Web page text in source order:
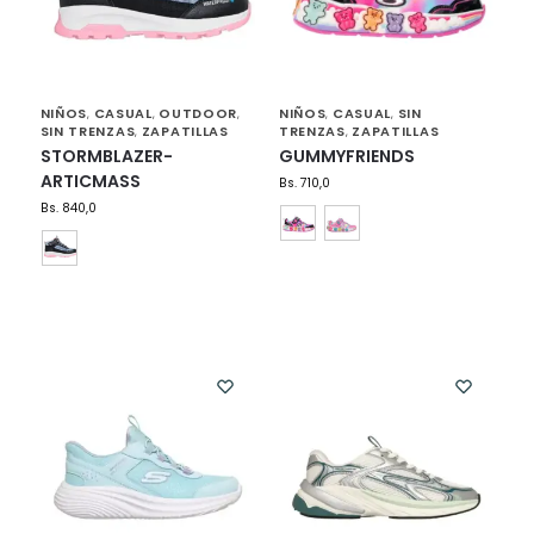
NIÑOS, CASUAL, OUTDOOR,
SIN TRENZAS, ZAPATILLAS
STORMBLAZER-
ARTICMASS
Bs.840,0
NIÑOS, CASUAL, SIN
TRENZAS, ZAPATILLAS
GUMMYFRIENDS
Bs.710,0